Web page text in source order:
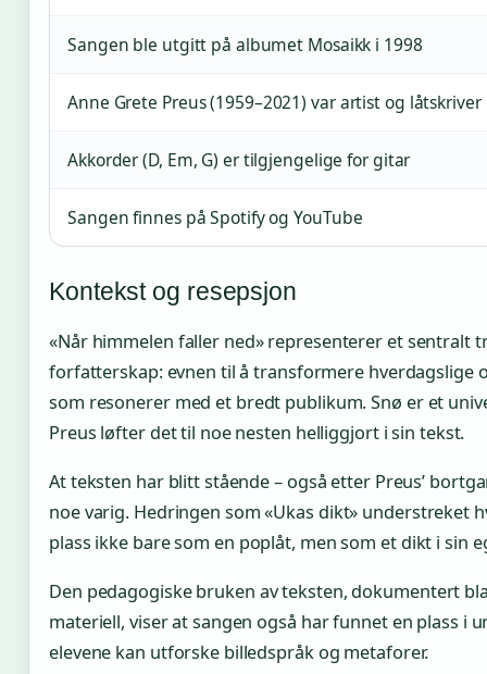
Sangen ble utgitt på albumet Mosaikk i 1998
Anne Grete Preus (1959–2021) var artist og låtskriver
Akkorder (D, Em, G) er tilgjengelige for gitar
Sangen finnes på Spotify og YouTube
Kontekst og resepsjon
«Når himmelen faller ned» representerer et sentralt
forfatterskap: evnen til å transformere hverdagslige
som resonerer med et bredt publikum. Snø er et
Preus løfter det til noe nesten helliggjort i sin tekst.
At teksten har blitt stående – også etter Preus’
noe varig. Hedringen som «Ukas dikt» understreket
plass ikke bare som en poplåt, men som et dikt i sin
Den pedagogiske bruken av teksten, dokumentert
materiell, viser at sangen også har funnet en plass i
elevene kan utforske billedspråk og metaforer.